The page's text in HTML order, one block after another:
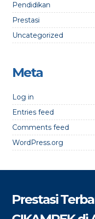
Pendidikan
Prestasi
Uncategorized
Meta
Log in
Entries feed
Comments feed
WordPress.org
Prestasi